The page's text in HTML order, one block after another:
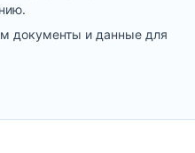
документы и данные для